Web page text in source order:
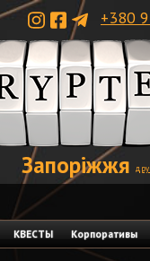
+380
Запоріжжя
КВЕСТЫ Корпоративы